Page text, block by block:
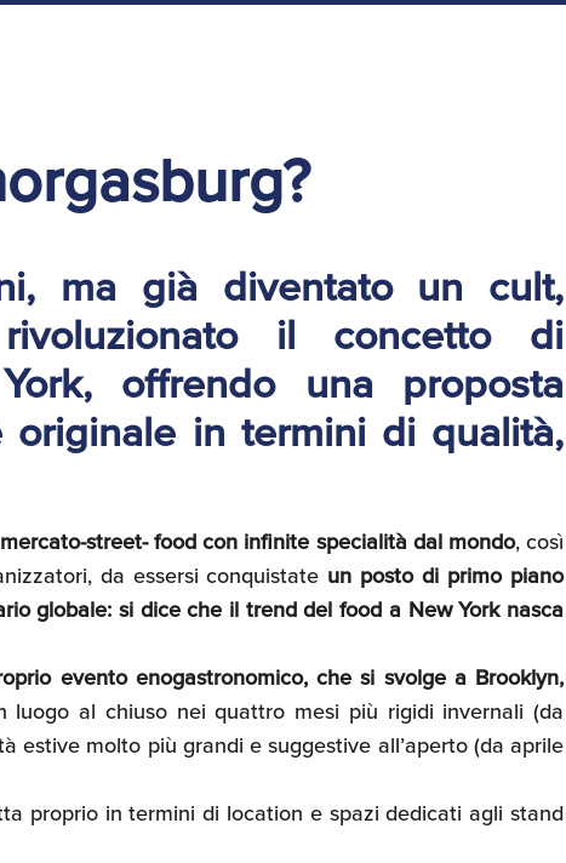
Ricerca Personale e
ma già diventato un cult,
il concetto di
offrendo una proposta
in termini di qualità,
street- food con infinite specialità dal mondo, così
da essersi conquistate un posto di primo piano
globale: si dice che il trend del food a New York nasca
evento enogastronomico, che si svolge a Brooklyn,
luogo al chiuso nei quattro mesi più rigidi invernali (da
estive molto più grandi e suggestive all’aperto (da aprile
proprio in termini di location e spazi dedicati agli stand